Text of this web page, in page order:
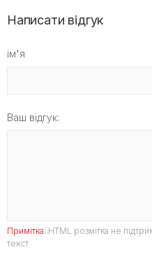
Написати відгук
ім'я
Ваш відгук:
Примітка: HTML розмітка не
текст.